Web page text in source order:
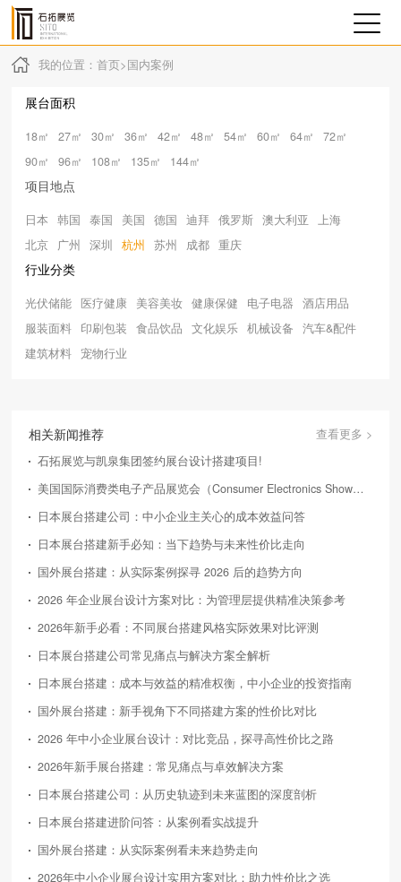
我的位置： 首页>国内案例
展台面积
18㎡ 27㎡ 30㎡ 36㎡ 42㎡ 48㎡ 54㎡ 60㎡ 64㎡
72㎡
90㎡
96㎡ 108㎡ 135㎡ 144㎡
项目地点
日本 韩国 泰国 美国 德国 迪拜 俄罗斯 澳大利亚
上海
北京
广州 深圳 杭州 苏州 成都 重庆
行业分类
光伏储能 医疗健康 美容美妆 健康保健 电子电器
酒店用品
服装面料
印刷包装 食品饮品 文化娱乐 机械设备
汽车&配件
建筑材料
宠物行业
相关新闻推荐
查看更多 >
石拓展览与凯泉集团签约展台设计搭建项目!
美国国际消费类电子产品展览会（Consumer Electronics Show，简称CES）
日本展台搭建公司：中小企业主关心的成本效益问答
日本展台搭建新手必知：当下趋势与未来性价比走向
国外展台搭建：从实际案例探寻 2026 后的趋势方向
2026 年企业展台设计方案对比：为管理层提供精准决策参考
2026年新手必看：不同展台搭建风格实际效果对比评测
日本展台搭建公司常见痛点与解决方案全解析
日本展台搭建：成本与效益的精准权衡，中小企业的投资指南
国外展台搭建：新手视角下不同搭建方案的性价比对比
2026 年中小企业展台设计：对比竞品，探寻高性价比之路
2026年新手展台搭建：常见痛点与卓效解决方案
日本展台搭建公司：从历史轨迹到未来蓝图的深度剖析
日本展台搭建进阶问答：从案例看实战提升
国外展台搭建：从实际案例看未来趋势走向
2026年中小企业展台设计实用方案对比：助力性价比之选